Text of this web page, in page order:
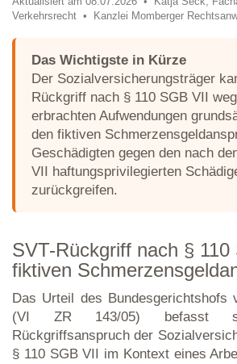
Verkehrsrecht •
Kanzlei Momberger
Das Wichtigste in Kürze
Der Sozialversicherungsträger
Rückgriff nach § 110 SGB VII
erbrachten Aufwendungen
den fiktiven
Geschädigten gegen den nach
VII haftungsprivilegierten
zurückgreifen.
SVT-Rückgriff nach §
fiktiven
Das Urteil des Bundesgerichtshofs
(VI ZR 143/05) befasst
Rückgriffsanspruch der
§ 110 SGB VII im Kontext eines